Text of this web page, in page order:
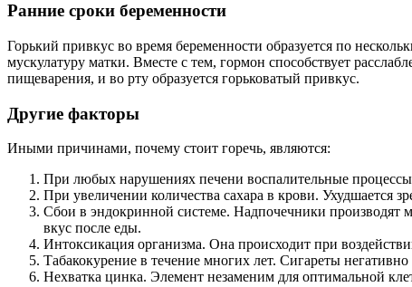
Ранние сроки беременности
Горький привкус во время беременности образуется по
мускулатуру матки. Вместе с тем, гормон способствует
пищеварения, и во рту образуется горьковатый привкус.
Другие факторы
Иными причинами, почему стоит горечь, являются:
При любых нарушениях печени воспалительные
При увеличении количества сахара в крови. Ухудшается
Сбои в эндокринной системе. Надпочечники производят
вкус после еды.
Интоксикация организма. Она происходит при
Табакокурение в течение многих лет. Сигареты
Нехватка цинка. Элемент незаменим для оптимальной